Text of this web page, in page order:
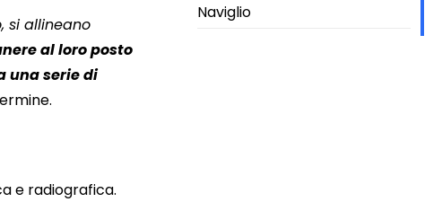
si allineano
al loro posto
una serie di
e radiografica.
Naviglio